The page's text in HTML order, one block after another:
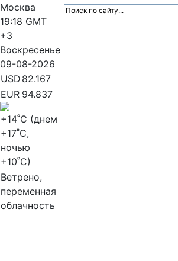
Москва
19:18 GMT
+3
Воскресенье
09-08-2026
USD 82.167
EUR 94.837
+14˚C (днем
+17˚C,
ночью
+10˚C)
Ветрено,
переменная
облачность